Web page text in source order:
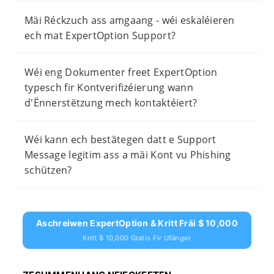
Mäi Réckzuch ass amgaang - wéi eskaléieren
ech mat ExpertOption Support?
Wéi eng Dokumenter freet ExpertOption
typesch fir Kontverifizéierung wann
d'Ënnerstëtzung mech kontaktéiert?
Wéi kann ech bestätegen datt e Support
Message legitim ass a mäi Kont vu Phishing
schützen?
Aschreiwen ExpertOption & Kritt Fräi $ 10,000
Kritt $ 10,000 Gratis Fir Ufänger